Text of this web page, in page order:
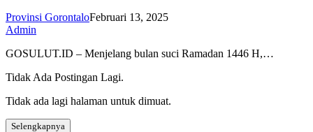
Provinsi GorontaloFebruari 13, 2025
Admin
GOSULUT.ID – Menjelang bulan suci Ramadan 1446 H,…
Tidak Ada Postingan Lagi.
Tidak ada lagi halaman untuk dimuat.
Selengkapnya